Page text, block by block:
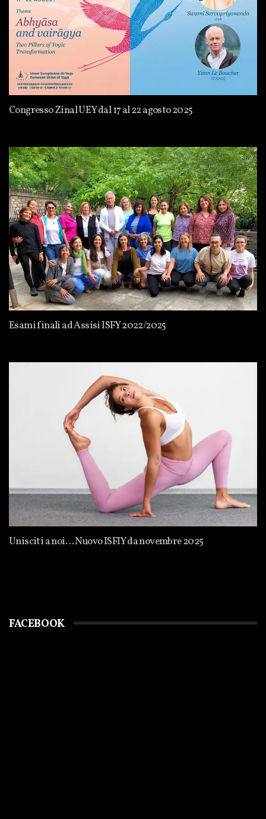
Congresso Zinal UEY dal 17 al 22 agosto 2025
Esami finali ad Assisi ISFY 2022/2025
Unisciti a noi… Nuovo ISFIY da novembre 2025
FACEBOOK